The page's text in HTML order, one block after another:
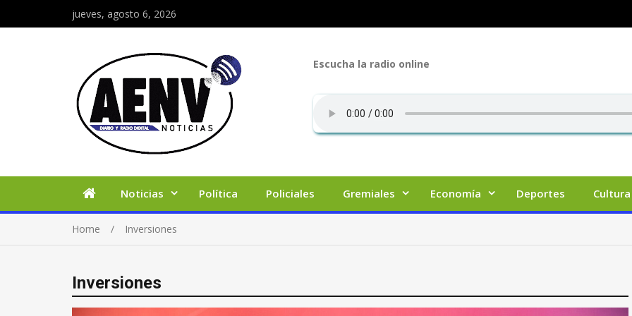
jueves, agosto 6, 2026
Escucha la radio online
Noticias Política Policiales Gremiales Economía Deportes Cultura
Home Inversiones
Inversiones